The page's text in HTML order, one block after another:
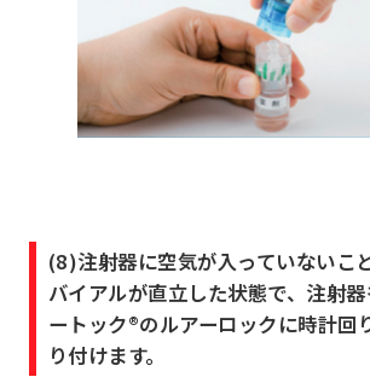
(8)注射器に空気が入っていないこ
バイアルが直立した状態で、注射
ートック®のルアーロックに時計回
り付けます。